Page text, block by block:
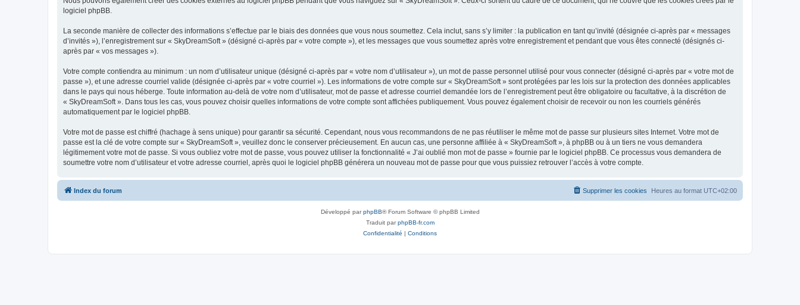
logiciel phpBB.
La seconde manière de collecter des informations s’effectue par le biais des données que vous nous soumettez. Cela inclut, sans s’y limiter : la publication en tant qu’invité (désignée ci-après par « messages
d’invités »), l’enregistrement sur « SkyDreamSoft » (désigné ci-après par « votre compte »), et les messages que vous soumettez après votre enregistrement et pendant que vous êtes connecté (désignés ci-
après par « vos messages »).
Votre compte contiendra au minimum : un nom d’utilisateur unique (désigné ci-après par « votre nom d’utilisateur »), un mot de passe personnel utilisé pour vous connecter (désigné ci-après par « votre mot de
passe »), et une adresse courriel valide (désignée ci-après par « votre courriel »). Les informations de votre compte sur « SkyDreamSoft » sont protégées par les lois sur la protection des données applicables
dans le pays qui nous héberge. Toute information au-delà de votre nom d’utilisateur, mot de passe et adresse courriel demandée lors de l’enregistrement peut être obligatoire ou facultative, à la discrétion de
« SkyDreamSoft ». Dans tous les cas, vous pouvez choisir quelles informations de votre compte sont affichées publiquement. Vous pouvez également choisir de recevoir ou non les courriels générés
automatiquement par le logiciel phpBB.
Votre mot de passe est chiffré (hachage à sens unique) pour garantir sa sécurité. Cependant, nous vous recommandons de ne pas réutiliser le même mot de passe sur plusieurs sites Internet. Votre mot de
passe est la clé de votre compte sur « SkyDreamSoft », veuillez donc le conserver précieusement. En aucun cas, une personne affiliée à « SkyDreamSoft », à phpBB ou à un tiers ne vous demandera
légitimement votre mot de passe. Si vous oubliez votre mot de passe, vous pouvez utiliser la fonctionnalité « J’ai oublié mon mot de passe » fournie par le logiciel phpBB. Ce processus vous demandera de
soumettre votre nom d’utilisateur et votre adresse courriel, après quoi le logiciel phpBB générera un nouveau mot de passe pour que vous puissiez retrouver l’accès à votre compte.
Index du forum Heures au format UTC+02:00
Supprimer les cookies
Développé parphpBB® Forum Software © phpBB Limited
Traduit parphpBB-fr.com
Confidentialité | Conditions